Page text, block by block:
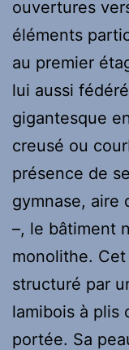
ouvertures
éléments
au premier
lui aussi
gigantesque
creusé ou
présence de
gymnase, aire
–, le bâtiment
monolithe.
structuré par
lamibois à plis
portée. Sa